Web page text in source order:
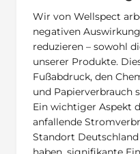
Wir von Wellspect
negativen
reduzieren – sowohl
unserer Produkte.
Fußabdruck, den
und Papierverbrauch
Ein wichtiger Aspekt
anfallende
Standort Deutschland